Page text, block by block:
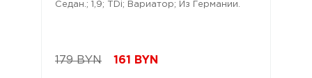
Седан.; 1,9; TDi; Вариатор; Из Германии.
179 BYN 161 BYN